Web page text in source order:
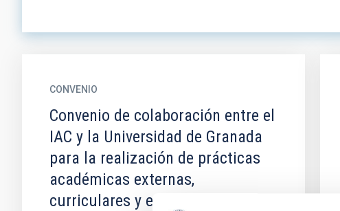
CONVENIO
Convenio de colaboración entre el
IAC y la Universidad de Granada
para la realización de prácticas
académicas externas,
curriculares y extracurriculares